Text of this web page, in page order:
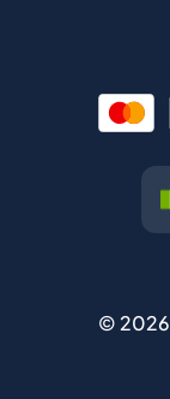
©2026